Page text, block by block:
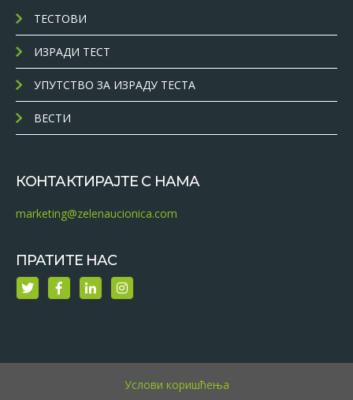
ТЕСТОВИ
ИЗРАДИ ТЕСТ
УПУТСТВО ЗА ИЗРАДУ ТЕСТА
ВЕСТИ
КОНТАКТИРАЈТЕ С НАМА
marketing@zelenaucionica.com
ПРАТИТЕ НАС
Услови коришћења